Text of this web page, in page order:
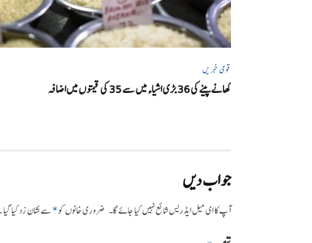
قومی خبریں
کھانے پینے کی 36 بڑی اشیاء میں سے 35 کی قیمتوں میں اضافہ
جواب دیں
آپ کا ای میل ایڈریس شائع نہیں کیا جائے گا۔ ضروری خانوں کو*سے نشان زد کیا